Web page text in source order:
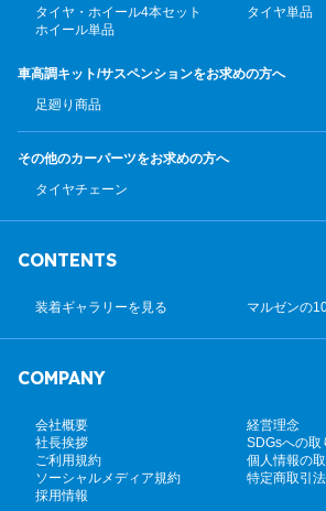
タイヤ・ホイール4本セット
タイヤ単品
ホイール単品
車高調キット/サスペンションをお求めの方へ
足廻り商品
その他のカーパーツをお求めの方へ
タイヤチェーン
CONTENTS
装着ギャラリーを見る マルゼンの
COMPANY
会社概要
経営理念
社長挨拶
SDGsへの取
ご利用規約
個人情報の
ソーシャルメディア規約
特定商取引
採用情報